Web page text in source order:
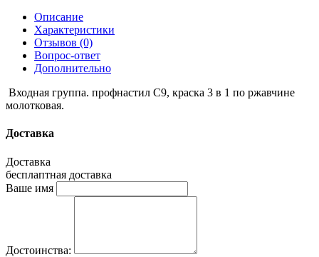
Описание
Характеристики
Отзывов (0)
Вопрос-ответ
Дополнительно
Входная группа. профнастил С9, краска 3 в 1 по ржавчине
молотковая.
Доставка
Доставка
бесплаптная доставка
Ваше имя
Достоинства: